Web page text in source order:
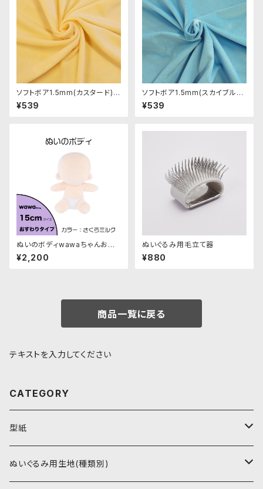
ソフトボア1.5mm(カスタード)S
B037ぬいぐるみ用短毛ボア生
地 20cm
¥539
ソフトボア1.5mm(スカイブル
ー)SB030 ぬいぐるみ用短毛ボ
ア生地 20cm
¥539
ぬいのボディwawaちゃんおす
わりタイプ15cm（縫製済みぬい
ぐるみ素体）｜清原株式会社
¥2,200
ぬいぐるみ用毛立て器
¥880
商品一覧に戻る
テキストを入力してください
CATEGORY
型紙
書籍（紙の本）
ぬいぐるみ用生地(種類別)